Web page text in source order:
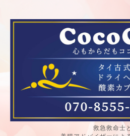
救急救命士と